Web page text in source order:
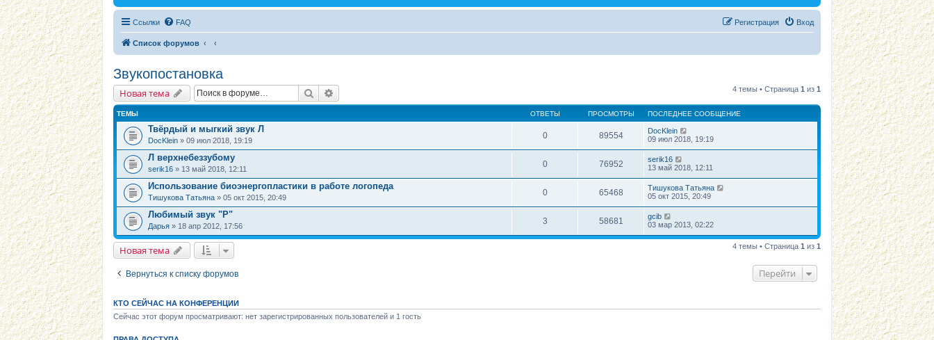
Ссылки FAQ Вход
Регистрация
Список форумов
Звукопостановка
Новая тема Поиск 4 темы • Страница 1 из 1
ТЕМЫ ОТВЕТЫ ПРОСМОТРЫ ПОСЛЕДНЕЕ СООБЩЕНИЕ
Твёрдый и мыгкий звук Л
DocKlein » 09 июл 2018, 19:19
0 89554
DocKlein
09 июл 2018, 19:19
Л верхнебеззубому
serik16 » 13 май 2018, 12:11
0 76952
serik16
13 май 2018, 12:11
Использование биоэнергопластики в работе логопеда
Тишукова Татьяна » 05 окт 2015, 20:49
0 65468
Тишукова Татьяна
05 окт 2015, 20:49
Любимый звук "Р"
Дарья » 18 апр 2012, 17:56
3 58681
gcib
03 мар 2013, 02:22
Новая тема 4 темы • Страница 1 из 1
Вернуться к списку форумов Перейти
КТО СЕЙЧАС НА КОНФЕРЕНЦИИ
Сейчас этот форум просматривают: нет зарегистрированных пользователей и 1 гость